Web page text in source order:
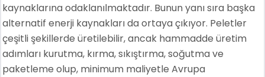
kaynaklarına odaklanılmaktadır. Bunun yanı sıra başka
alternatif enerji kaynakları da ortaya çıkıyor. Peletler
çeşitli şekillerde üretilebilir, ancak hammadde üretim
adımları kurutma, kırma, sıkıştırma, soğutma ve
paketleme olup, minimum maliyetle Avrupa